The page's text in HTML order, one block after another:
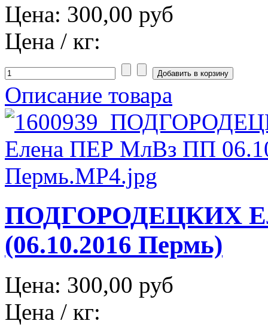
Цена: 300,00 руб
Цена / кг:
Описание товара
ПОДГОРОДЕЦКИХ
(06.10.2016 Пермь)
Цена: 300,00 руб
Цена / кг: